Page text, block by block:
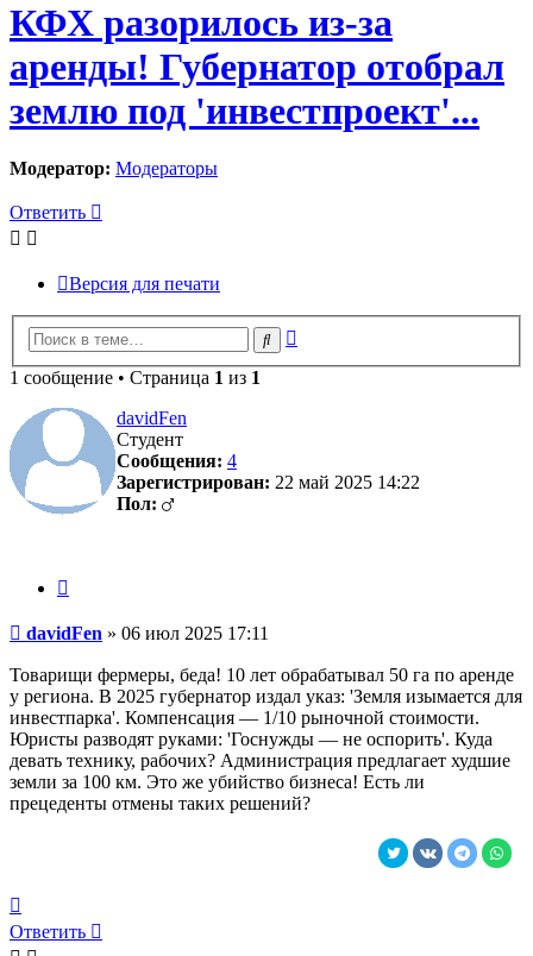
КФХ разорилось из-за
аренды! Губернатор отобрал
землю под 'инвестпроект'...
Модератор: Модераторы
Ответить
Версия для печати
Поиск
1 сообщение • Страница 1 из 1
davidFen
Студент
Сообщения: 4
Зарегистрирован: 22 май 2025 14:22
Пол:
Сообщение
davidFen » 06 июл 2025 17:11
Товарищи фермеры, беда! 10 лет обрабатывал 50 га по аренде
у региона. В 2025 губернатор издал указ: 'Земля изымается для
инвестпарка'. Компенсация — 1/10 рыночной стоимости.
Юристы разводят руками: 'Госнужды — не оспорить'. Куда
девать технику, рабочих? Администрация предлагает худшие
земли за 100 км. Это же убийство бизнеса! Есть ли
прецеденты отмены таких решений?
к
началу
Ответить